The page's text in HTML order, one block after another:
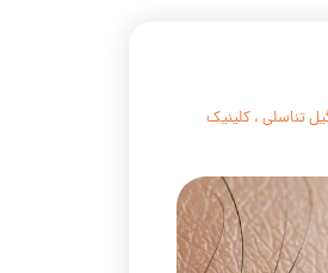
تناسلی ، کلینیک